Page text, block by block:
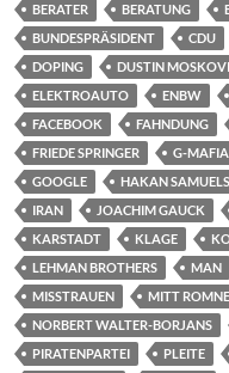
BERATER
BERATUNG
BUNDESPRÄSIDENT
CDU
DOPING
DUSTIN
ELEKTROAUTO
ENBW
FACEBOOK
FAHNDUNG
FRIEDE SPRINGER
G-MAFIA
GOOGLE
HAKAN
IRAN
JOACHIM GAUCK
KARSTADT
KLAGE
LEHMAN BROTHERS
MAN
MISSTRAUEN
MITT
NORBERT WALTER-BORJANS
PIRATENPARTEI
PLEITE